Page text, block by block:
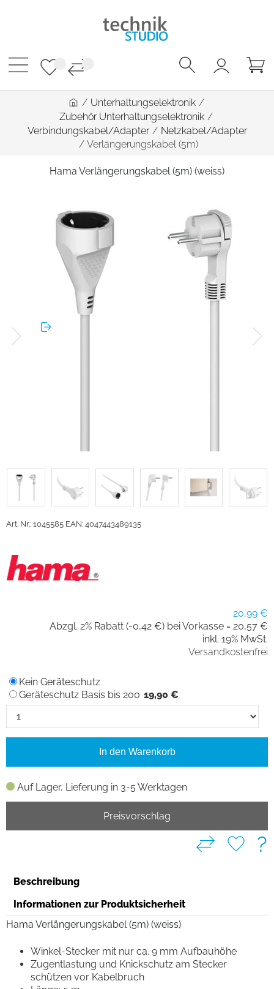
/ Unterhaltungselektronik /
Zubehör Unterhaltungselektronik /
Verbindungskabel/Adapter/ Netzkabel/Adapter
/ Verlängerungskabel (5m)
Hama Verlängerungskabel (5m) (weiss)
Art. Nr.: 1045585 EAN: 4047443489135
20,99 €
Abzgl. 2% Rabatt (-0,42 €) bei Vorkasse = 20,57 €
inkl. 19% MwSt.
Versandkostenfrei
Auf Lager, Lieferung in 3-5 Werktagen
Kein Geräteschutz
Geräteschutz Basis bis 200 19,90 €
In den Warenkorb
Preisvorschlag
?
Beschreibung
Informationen zur Produktsicherheit
Hama Verlängerungskabel (5m) (weiss)
Winkel-Stecker mit nur ca. 9 mm Aufbauhöhe
Zugentlastung und Knickschutz am Stecker
schützen vor Kabelbruch